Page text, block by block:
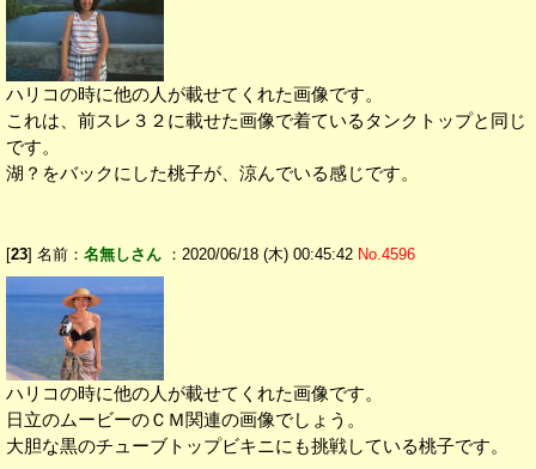
ハリコの時に他の人が載せてくれた画像です。
これは、前スレ３２に載せた画像で着ているタンクトップと同じ
です。
湖？をバックにした桃子が、涼んでいる感じです。
[23] 名前： 名無しさん ：2020/06/18 (木) 00:45:42 No.4596
ハリコの時に他の人が載せてくれた画像です。
日立のムービーのＣＭ関連の画像でしょう。
大胆な黒のチューブトップビキニにも挑戦している桃子です。